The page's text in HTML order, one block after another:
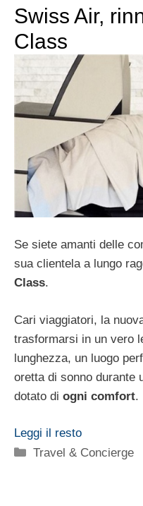
Swiss Air,
Class
Se siete amanti delle
sua clientela a lungo
Class.
Cari viaggiatori, la
trasformarsi in un vero
lunghezza, un luogo
oretta di sonno durante
dotato di ogni comfort.
Leggi il resto
Categorie
Travel & Concierge